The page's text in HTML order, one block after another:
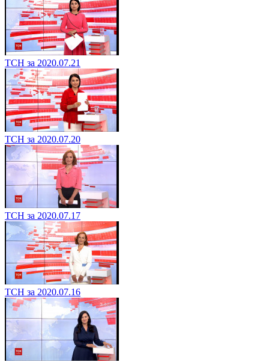
ТСН за 2020.07.21
ТСН за 2020.07.20
ТСН за 2020.07.17
ТСН за 2020.07.16